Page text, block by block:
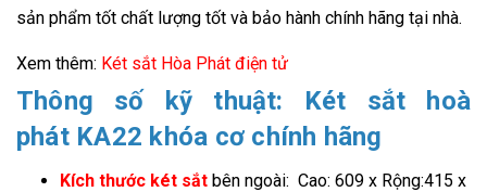
sản phẩm tốt chất lượng tốt và bảo hành chính hãng tại nhà.
Xem thêm: Két sắt Hòa Phát điện tử
Thông số kỹ thuật: Két sắt hoà
phát KA22 khóa cơ chính hãng
Kích thước két sắt bên ngoài: Cao: 609 x Rộng:415 x